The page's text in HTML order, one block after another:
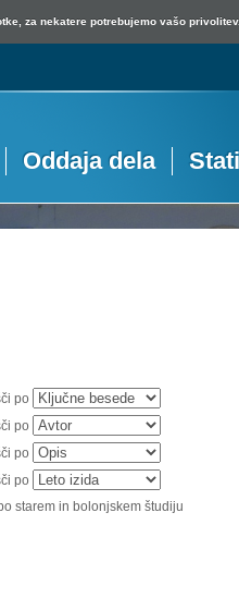
za nekatere potrebujemo vašo privolitev.
Oddaja dela
po
po
po
po
starem in bolonjskem študiju